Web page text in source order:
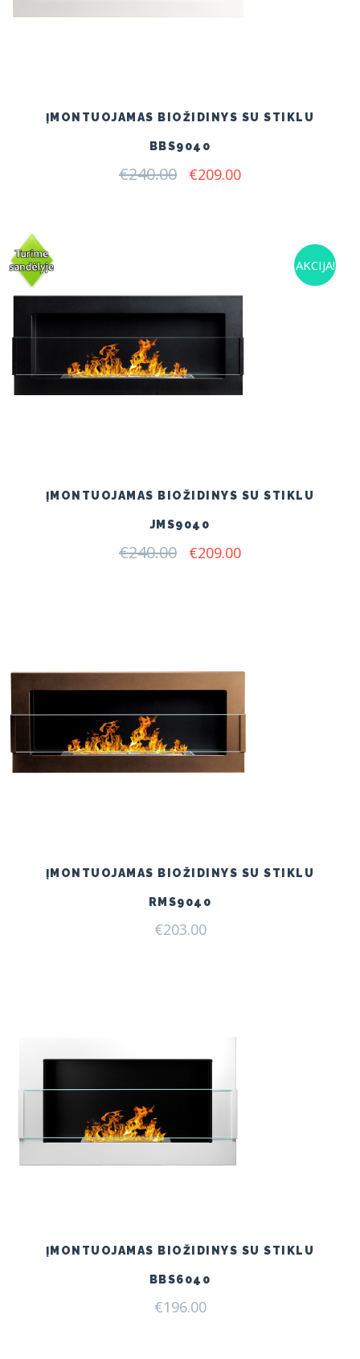
ĮMONTUOJAMAS BIOŽIDINYS SU STIKLU
BBS9040
€240.00 Original
€209.00Current
AKCIJA!
ĮMONTUOJAMAS BIOŽIDINYS SU STIKLU
JMS9040
€240.00 Original
€209.00Current
ĮMONTUOJAMAS BIOŽIDINYS SU STIKLU
RMS9040
€203.00
ĮMONTUOJAMAS BIOŽIDINYS SU STIKLU
BBS6040
€196.00